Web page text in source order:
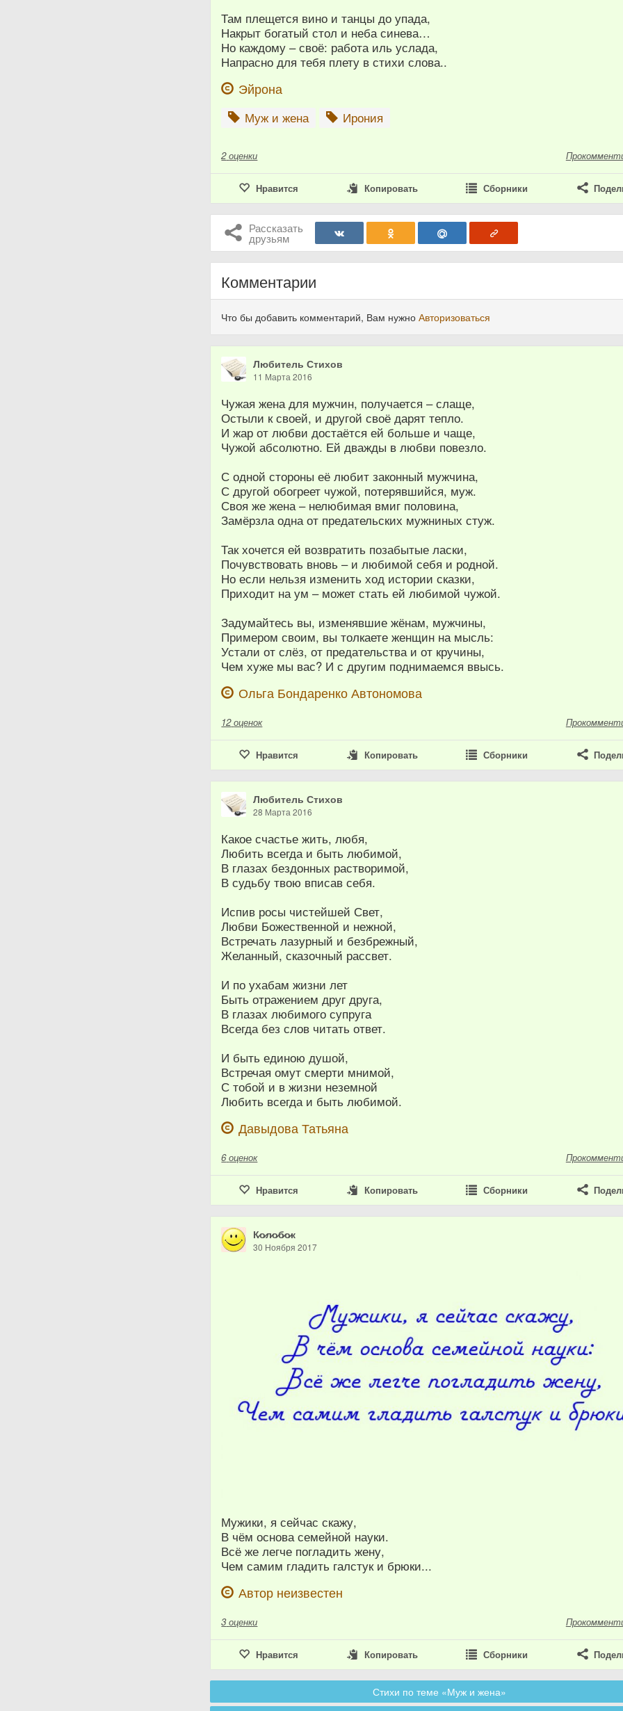
Там плещется вино и танцы до упада,
Накрыт богатый стол и неба синева…
Но каждому – своё: работа иль услада,
Напрасно для тебя плету в стихи слова..
Эйрона
Муж и жена Ирония
2 оценки
Нравится Копировать Сборники
Рассказать
друзьям
Комментарии
Что бы добавить комментарий, Вам нужноАвторизоваться
Любитель Стихов
11 Марта 2016
Чужая жена для мужчин, получается – слаще,
Остыли к своей, и другой своё дарят тепло.
И жар от любви достаётся ей больше и чаще,
Чужой абсолютно. Ей дважды в любви повезло.
С одной стороны её любит законный мужчина,
С другой обогреет чужой, потерявшийся, муж.
Своя же жена – нелюбимая вмиг половина,
Замёрзла одна от предательских мужниных стуж.
Так хочется ей возвратить позабытые ласки,
Почувствовать вновь – и любимой себя и родной.
Но если нельзя изменить ход истории сказки,
Приходит на ум – может стать ей любимой чужой.
Задумайтесь вы, изменявшие жёнам, мужчины,
Примером своим, вы толкаете женщин на мысль:
Устали от слёз, от предательства и от кручины,
Чем хуже мы вас? И с другим поднимаемся ввысь.
Ольга Бондаренко Автономова
12 оценок
Нравится Копировать Сборники
Любитель Стихов
28 Марта 2016
Какое счастье жить, любя,
Любить всегда и быть любимой,
В глазах бездонных растворимой,
В судьбу твою вписав себя.
Испив росы чистейшей Свет,
Любви Божественной и нежной,
Встречать лазурный и безбрежный,
Желанный, сказочный рассвет.
И по ухабам жизни лет
Быть отражением друг друга,
В глазах любимого супруга
Всегда без слов читать ответ.
И быть единою душой,
Встречая омут смерти мнимой,
С тобой и в жизни неземной
Любить всегда и быть любимой.
Давыдова Татьяна
6 оценок
Нравится Копировать Сборники
К̷о̷л̷о̷б̷о̷к
30 Ноября 2017
Мужики, я сейчас скажу,
В чём основа семейной науки.
Всё же легче погладить жену,
Чем самим гладить галстук и брюки...
Автор неизвестен
3 оценки
Нравится Копировать Сборники
Стихи по теме «Муж и жена»